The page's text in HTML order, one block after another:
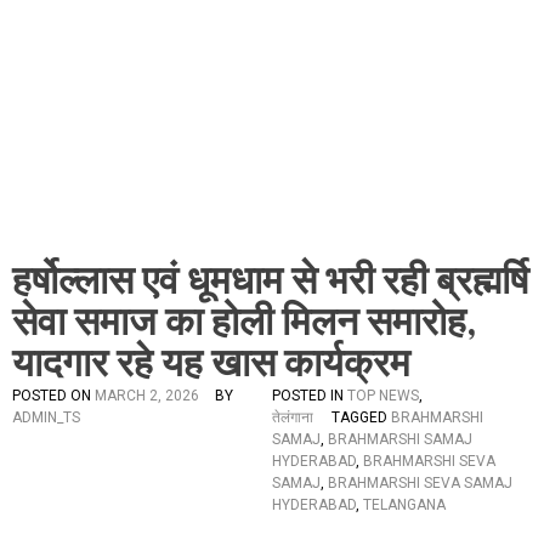
हर्षोल्लास एवं धूमधाम से भरी रही ब्रह्मर्षि
सेवा समाज का होली मिलन समारोह,
यादगार रहे यह खास कार्यक्रम
POSTED ON MARCH 2, 2026
BY
ADMIN_TS
POSTED IN TOP NEWS,
तेलंगाना
TAGGED BRAHMARSHI
SAMAJ, BRAHMARSHI SAMAJ
HYDERABAD, BRAHMARSHI SEVA
SAMAJ, BRAHMARSHI SEVA SAMAJ
HYDERABAD, TELANGANA